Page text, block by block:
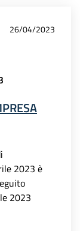
26/04/2023
2023 è
2023